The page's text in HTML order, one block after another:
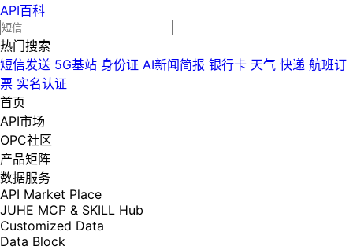
API百科
热门搜索
短信发送 5G基站 身份证 AI新闻简报 银行卡 天气 快递 航班订
票 实名认证
首页
API市场
OPC社区
产品矩阵
数据服务
API Market Place
JUHE MCP & SKILL Hub
Customized Data
Data Block